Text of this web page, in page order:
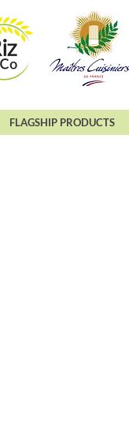
FLAGSHIP PRODUCTS